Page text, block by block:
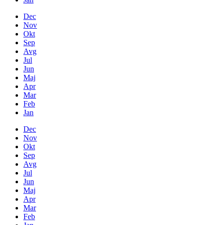
Dec
Nov
Okt
Sep
Avg
Jul
Jun
Maj
Apr
Mar
Feb
Jan
Dec
Nov
Okt
Sep
Avg
Jul
Jun
Maj
Apr
Mar
Feb